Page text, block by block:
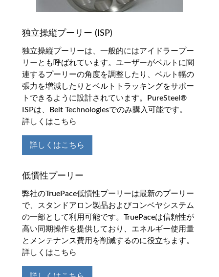
独立操縦プーリー (ISP)
独立操縦プーリーは、一般的にはアイドラープー
リーとも呼ばれています。ユーザーがベルトに関
連するプーリーの角度を調整したり、ベルト幅の
張力を増減したりとベルトトラッキングをサポー
トできるように設計されています。PureSteel®
ISPは、Belt Technologiesでのみ購入可能です。
詳しくはこちら
詳しくはこちら
低慣性プーリー
弊社のTruePace低慣性プーリーは最新のプーリー
で、スタンドアロン製品およびコンベヤシステム
の一部として利用可能です。TruePaceは信頼性が
高い同期操作を提供しており、エネルギー使用量
とメンテナンス費用を削減するのに役立ちます。
詳しくはこちら